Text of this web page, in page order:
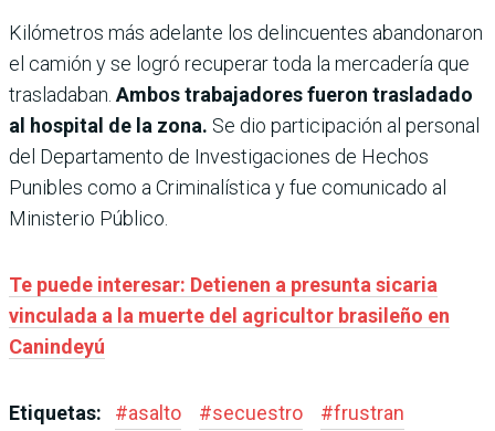
Kilómetros más adelante los delincuentes abandonaron
el camión y se logró recuperar toda la mercadería que
trasladaban. Ambos trabajadores fueron trasladado
al hospital de la zona. Se dio participación al personal
del Departamento de Investigaciones de Hechos
Punibles como a Criminalística y fue comunicado al
Ministerio Público.
Te puede interesar: Detienen a presunta sicaria
vinculada a la muerte del agricultor brasileño en
Canindeyú
Etiquetas: #asalto #secuestro #frustran